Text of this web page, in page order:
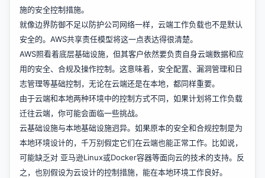
施的安全控制措施。
就像边界防御不足以防护公司网络一样，云端工作负载也不是默认
安全的。AWS共享责任模型将这一点表达得很清楚。
AWS照看着底层基础设施，但其客户依然要负责自身云端数据和应
用的安全、合规及操作控制。这意味着，安全配置、漏洞管理和日
志管理等基础控制，无论在云端还是在本地，都同样重要。
由于云端和本地两种环境中的控制方式不同，如果计划将工作负载
迁往云端，你可能会面临一些挑战。
云基础设施与本地基础设施迥异。如果原本的安全和合规控制是为
本地环境设计的，千万别假定它们在云端也能正常工作。比如说，
可能缺乏对 亚马逊Linux或Docker容器等面向云的技术的支持。反
之，也别假设为云设计的控制措施，能在本地环境工作良好。